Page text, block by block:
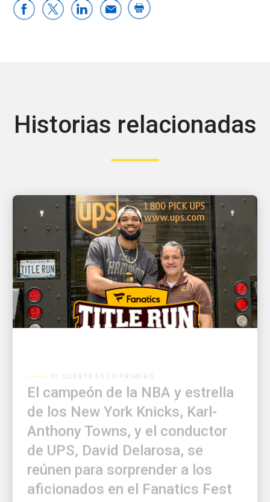
Historias relacionadas
El campeón de la NBA y estrella
de los New York Knicks, Karl-
Anthony Towns, y el conductor
de UPS, David Delarosa, se
reúnen para sorprender a los
aficionados en el Fanatics Fest
NYC